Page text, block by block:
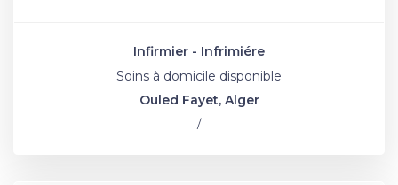
Infirmier - Infrimiére
Soins à domicile disponible
Ouled Fayet, Alger
/